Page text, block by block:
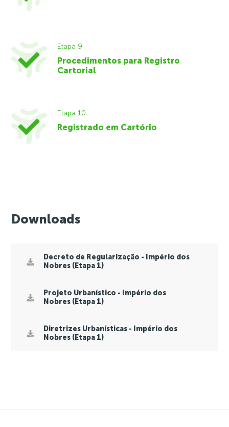
Etapa 9
Procedimentos para Registro
Cartorial
Etapa 10
Registrado em Cartório
Downloads
Decreto de Regularização - Império dos
Nobres (Etapa 1)
Projeto Urbanístico - Império dos
Nobres (Etapa 1)
Diretrizes Urbanísticas - Império dos
Nobres (Etapa 1)